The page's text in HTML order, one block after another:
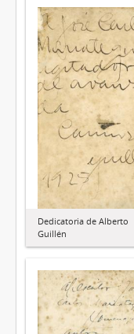
Dedicatoria de Alberto
Guillén